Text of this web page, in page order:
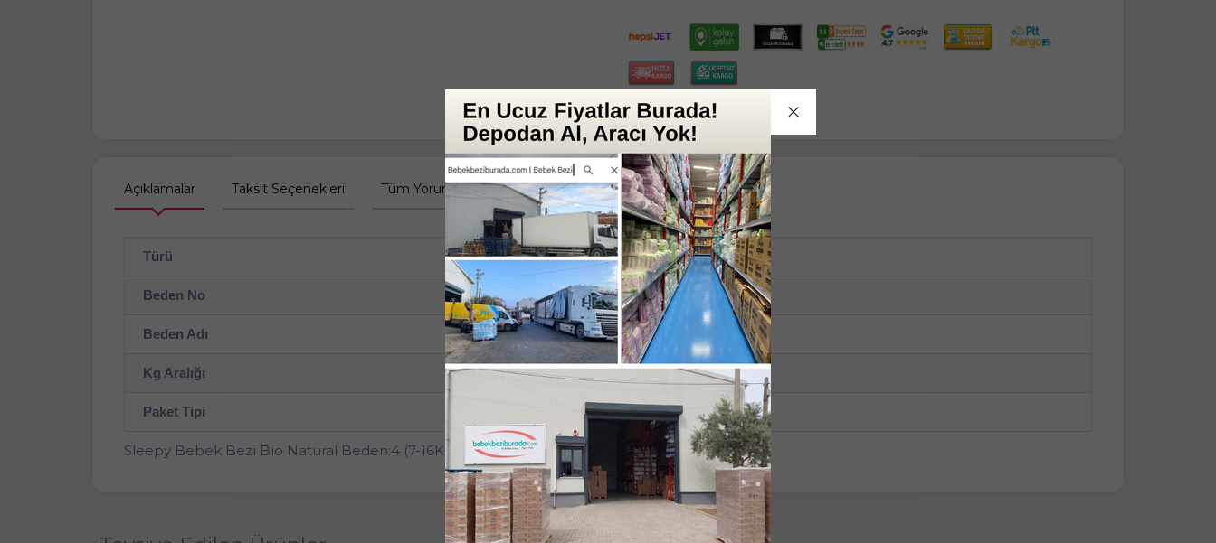
Açıklamalar Taksit Seçenekleri Tüm Yorumlar Tüm Sorular Anket
Türü Bel Bantlı
Beden No 4
Beden Adı Maxi
Kg Aralığı 7-16
Paket Tipi
Sleepy Bebek Bezi Bio Natural Beden:4 (7-16Kg) Maxi 96 Adet Ultra Pk